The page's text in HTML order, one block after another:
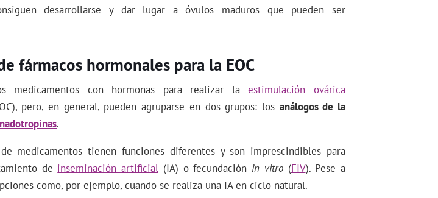
desarrollarse y dar lugar a óvulos maduros que pueden ser
fármacos hormonales para la EOC
medicamentos con hormonas para realizar laestimulación ovárica
pero, en general, pueden agruparse en dos grupos: los análogos de la
.
medicamentos tienen funciones diferentes y son imprescindibles para
de inseminación artificial (IA) o fecundación in vitro(FIV). Pese a
como, por ejemplo, cuando se realiza una IA en ciclo natural.